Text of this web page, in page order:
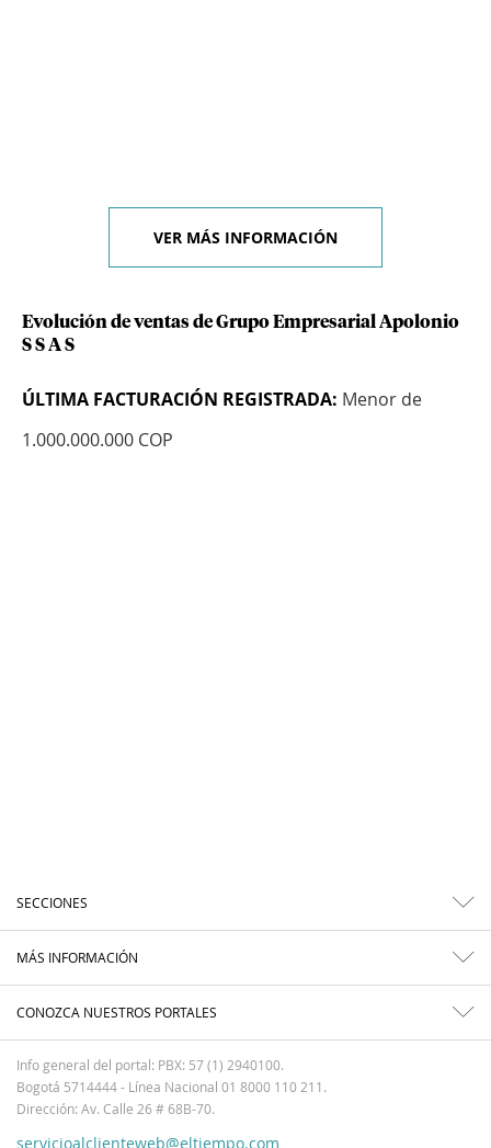
VER MÁS INFORMACIÓN
Evolución de ventas de Grupo Empresarial Apolonio
S S A S
ÚLTIMA FACTURACIÓN REGISTRADA: Menor de
1.000.000.000 COP
SECCIONES
MÁS INFORMACIÓN
CONOZCA NUESTROS PORTALES
Info general del portal: PBX: 57 (1) 2940100.
Bogotá 5714444 - Línea Nacional 01 8000 110 211.
Dirección: Av. Calle 26 # 68B-70.
servicioalclienteweb@eltiempo.com